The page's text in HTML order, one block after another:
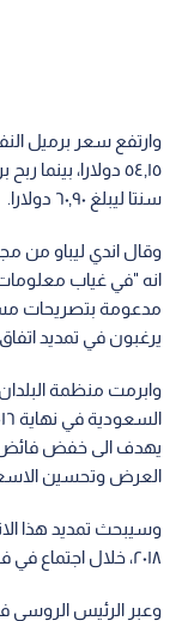
سنتا ليبلغ ٦٠,٩٠ دولارا.
وقال اندي ليباو من
انه "في غياب
مدعومة بتصريحات
يرغبون في تمديد اتفاق
وابرمت منظمة
يهدف الى خفض فائض
العرض وتحسين
وسيبحث تمديد هذا
٢٠١٨، خلال اجتماع في فيينا في نهاية تشرين الثاني/نوفمبر.
وعبر الرئيس الروسي